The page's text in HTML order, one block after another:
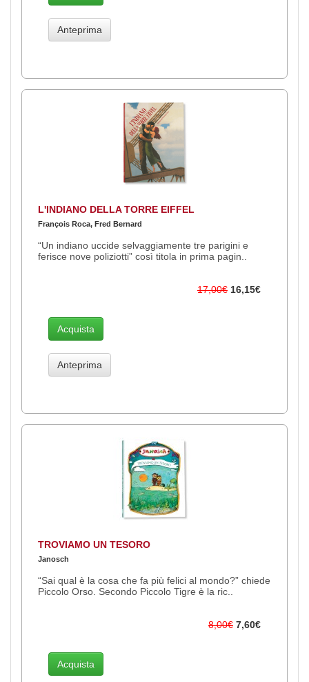
Anteprima
L'INDIANO DELLA TORRE EIFFEL
François Roca, Fred Bernard
“Un indiano uccide selvaggiamente tre parigini e
ferisce nove poliziotti” così titola in prima pagin..
17,00€ 16,15€
Acquista
Anteprima
TROVIAMO UN TESORO
Janosch
“Sai qual è la cosa che fa più felici al mondo?” chiede
Piccolo Orso. Secondo Piccolo Tigre è la ric..
8,00€ 7,60€
Acquista